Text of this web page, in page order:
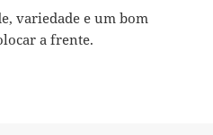
variedade e um bom
a frente.